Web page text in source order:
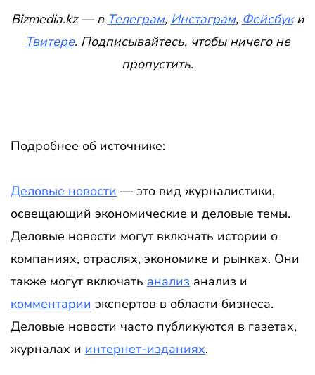
Bizmedia.kz — в Телеграм, Инстаграм, Фейсбуки
Твитере. Подписывайтесь, чтобы ничего не
пропустить.
Подробнее об источнике:
Деловые новости — это вид журналистики,
освещающий экономические и деловые темы.
Деловые новости могут включать истории о
компаниях, отраслях, экономике и рынках. Они
также могут включать анализ анализ и
комментарии экспертов в области бизнеса.
Деловые новости часто публикуются в газетах,
журналах и интернет-изданиях.